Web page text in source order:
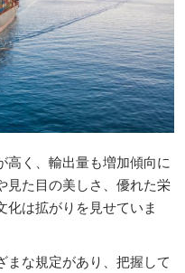
高く、輸出量も増加傾向に
見た目の美しさ、優れた栄
化は拡がりを見せていま
まな規定があり、把握して